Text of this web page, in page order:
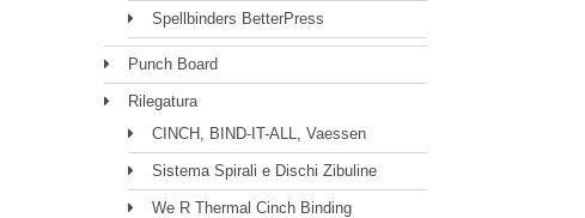
Spellbinders BetterPress
Punch Board
Rilegatura
CINCH, BIND-IT-ALL, Vaessen
Sistema Spirali e Dischi Zibuline
We R Thermal Cinch Binding